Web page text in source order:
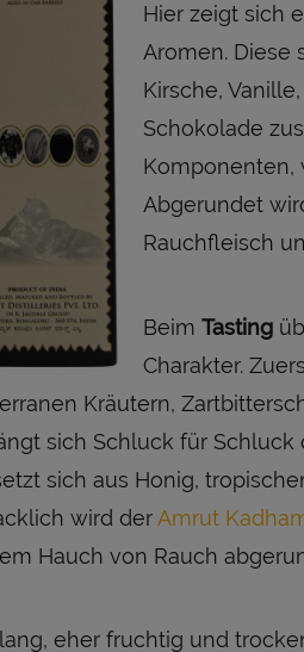
Hier zeigt sich
Aromen. Diese
Kirsche,
Schokolade
Komponenten,
Abgerundet
Rauchfleisch
Beim Tasting
Charakter.
Kräutern,
sich Schluck für Schluck
sich aus Honig,
wird der Amrut
Hauch von Rauch
eher fruchtig und